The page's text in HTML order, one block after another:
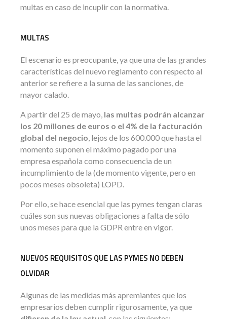
multas en caso de incuplir con la normativa.
MULTAS
El escenario es preocupante, ya que una de las grandes
características del nuevo reglamento con respecto al
anterior se refiere a la suma de las sanciones, de
mayor calado.
A partir del 25 de mayo, las multas podrán alcanzar
los 20 millones de euros o el 4% de la facturación
global del negocio, lejos de los 600.000 que hasta el
momento suponen el máximo pagado por una
empresa española como consecuencia de un
incumplimiento de la (de momento vigente, pero en
pocos meses obsoleta) LOPD.
Por ello, se hace esencial que las pymes tengan claras
cuáles son sus nuevas obligaciones a falta de sólo
unos meses para que la GDPR entre en vigor.
NUEVOS REQUISITOS QUE LAS PYMES NO DEBEN
OLVIDAR
Algunas de las medidas más apremiantes que los
empresarios deben cumplir rigurosamente, ya que